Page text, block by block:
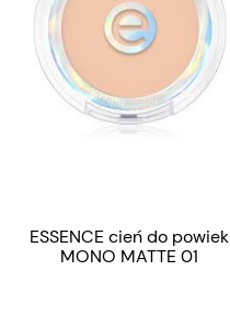
ESSENCE cień do powiek
MONO MATTE 01